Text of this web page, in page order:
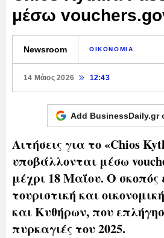
μέσω
Newsroom ΟΙΚΟΝΟΜΙΑ
14 Μάιος 2026 12:43
Add BusinessDaily.gr
Αιτήσεις για το «Chios
υποβάλλονται μέσω
μέχρι 18 Μαΐου. Ο σκοπός
τουριστική και
και Κυθήρων, που
πυρκαγιές του 2025.